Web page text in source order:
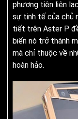
phương tiện liên
sự tinh tế của chủ
tiết trên Aster P
biến nó trở thành
mà chỉ thuộc về
hoàn hảo.